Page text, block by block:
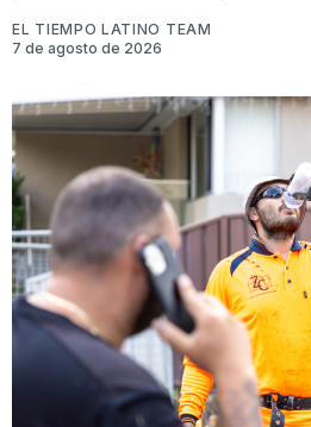
EL TIEMPO LATINO TEAM
7 de agosto de 2026